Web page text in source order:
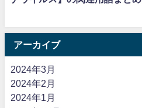
アーカイブ
2024年3月
2024年2月
2024年1月